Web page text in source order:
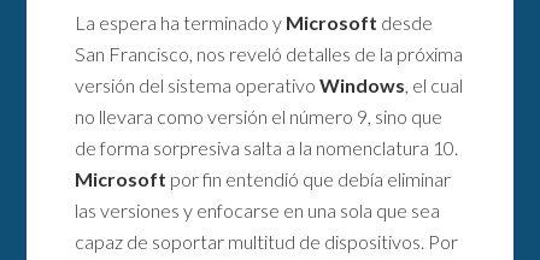
La espera ha terminado y Microsoft desde
San Francisco, nos reveló detalles de la próxima
versión del sistema operativoWindows, el cual
no llevara como versión el número 9, sino que
de forma sorpresiva salta a la nomenclatura 10.
Microsoft por fin entendió que debía eliminar
las versiones y enfocarse en una sola que sea
capaz de soportar multitud de dispositivos. Por